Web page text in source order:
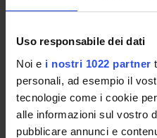
Uso responsabile dei dati
Noi e i nostri 1022 partner
personali, ad esempio il
tecnologie come i cookie
alle informazioni sul vostro
pubblicare annunci e
INCARICHI
ORGANIZZAZIONE
GOVERNANCE